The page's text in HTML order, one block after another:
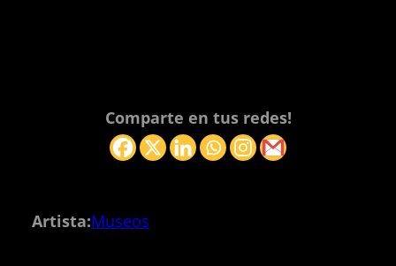
Comparte en tus redes!
Artista:Museos